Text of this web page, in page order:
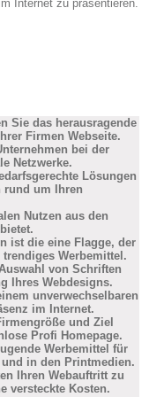
Internet zu präsentieren.
Sie das herausragende
Firmen Webseite.
bei der
Netzwerke.
Lösungen
rund um Ihren
Nutzen aus den
ist die eine Flagge, der
Werbemittel.
von Schriften
Ihres Webdesigns.
unverwechselbaren
im Internet.
und Ziel
Profi Homepage.
Werbemittel für
in den Printmedien.
Ihren Webauftritt zu
versteckte Kosten.